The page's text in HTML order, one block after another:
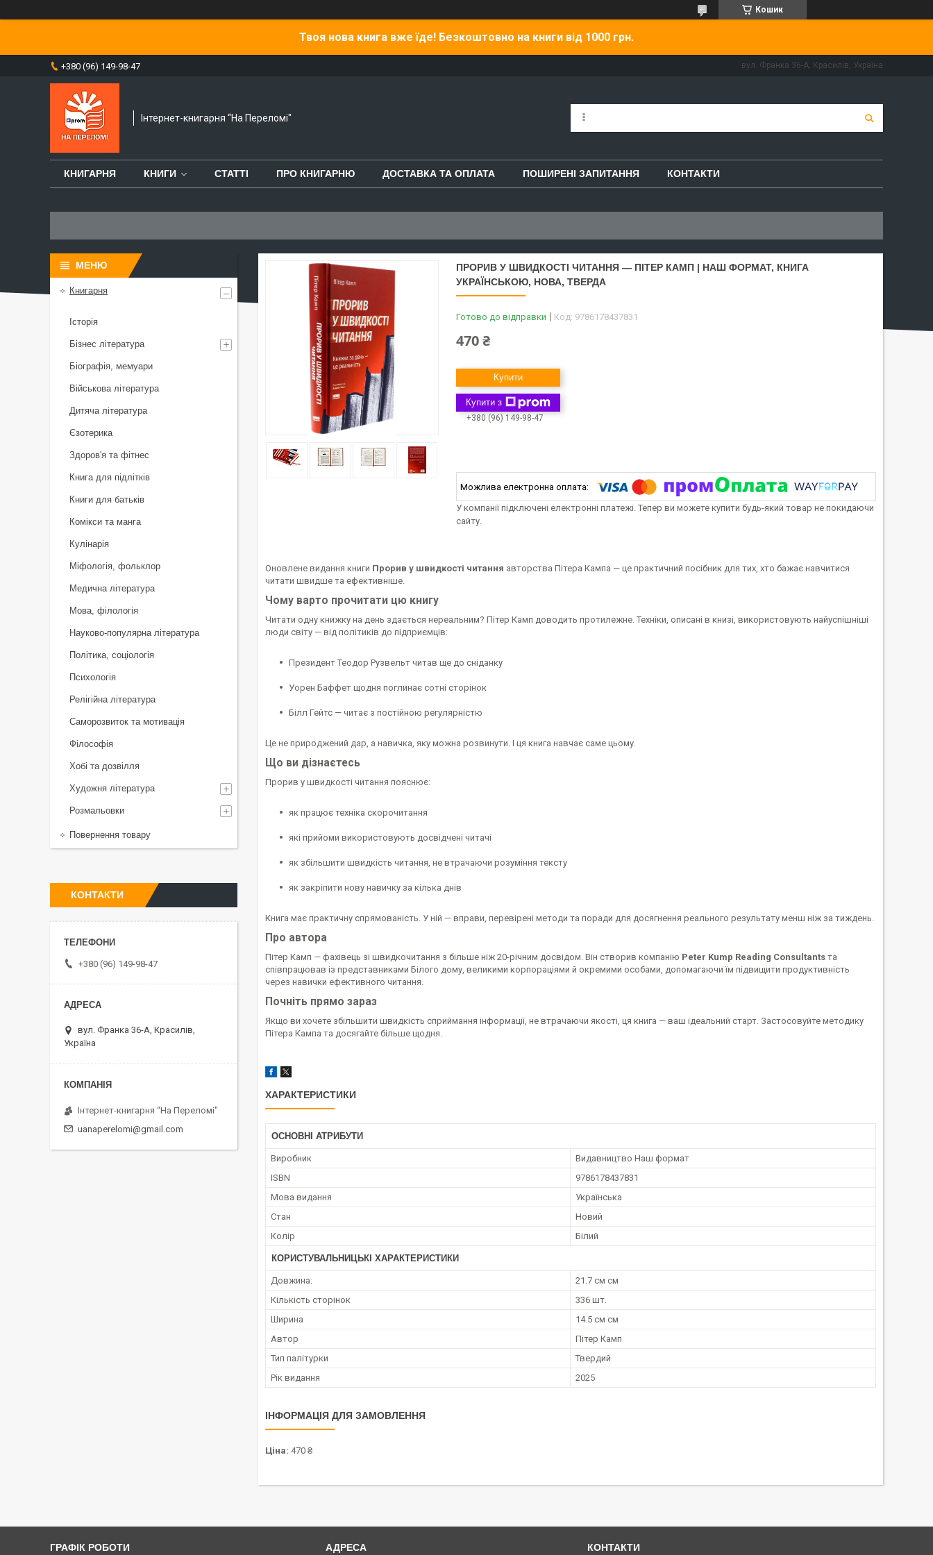
Кошик
Твоя нова книга вже їде! Безкоштовно на книги від 1000 грн.
+380 (96) 149-98-47 вул. Франка 36-А, Красилів, Україна
Інтернет-книгарня “На Переломі"
КНИГАРНЯ КНИГИ СТАТТІ ПРО КНИГАРНЮ ДОСТАВКА ТА ОПЛАТА ПОШИРЕНІ ЗАПИТАННЯ КОНТАКТИ
ПРОРИВ У ШВИДКОСТІ ЧИТАННЯ — ПІТЕР КАМП | НАШ ФОРМАТ, КНИГА
УКРАЇНСЬКОЮ, НОВА, ТВЕРДА
Готово до відправки Код: 9786178437831
470 ₴
Купити
Купити з
+380 (96) 149-98-47
У компанії підключені електронні платежі. Тепер ви можете купити будь-який товар не покидаючи
сайту.
Оновлене видання книги Прорив у швидкості читання авторства Пітера Кампа — це практичний посібник для тих, хто бажає навчитися
читати швидше та ефективніше.
Чому варто прочитати цю книгу
Читати одну книжку на день здається нереальним? Пітер Камп доводить протилежне. Техніки, описані в книзі, використовують найуспішніші
люди світу — від політиків до підприємців:
Президент Теодор Рузвельт читав ще до сніданку
Уорен Баффет щодня поглинає сотні сторінок
Білл Гейтс — читає з постійною регулярністю
Це не природжений дар, а навичка, яку можна розвинути. І ця книга навчає саме цьому.
Що ви дізнаєтесь
Прорив у швидкості читання пояснює:
як працює техніка скорочитання
які прийоми використовують досвідчені читачі
як збільшити швидкість читання, не втрачаючи розуміння тексту
як закріпити нову навичку за кілька днів
Книга має практичну спрямованість. У ній — вправи, перевірені методи та поради для досягнення реального результату менш ніж за тиждень.
Про автора
Пітер Камп — фахівець зі швидкочитання з більше ніж 20-річним досвідом. Він створив компанію Peter Kump Reading Consultants та
співпрацював із представниками Білого дому, великими корпораціями й окремими особами, допомагаючи їм підвищити продуктивність
через навички ефективного читання.
Почніть прямо зараз
Якщо ви хочете збільшити швидкість сприймання інформації, не втрачаючи якості, ця книга — ваш ідеальний старт. Застосовуйте методику
Пітера Кампа та досягайте більше щодня.
ХАРАКТЕРИСТИКИ
ОСНОВНІ АТРИБУТИ
Виробник
Видавництво Наш формат
ISBN
9786178437831
Мова видання
Українська
Стан
Новий
Колір
Білий
КОРИСТУВАЛЬНИЦЬКІ ХАРАКТЕРИСТИКИ
Довжина:
21.7 см см
Кількість сторінок
336 шт.
Ширина
14.5 см см
Автор
Пітер Камп
Тип палітурки
Твердий
Рік видання
2025
ІНФОРМАЦІЯ ДЛЯ ЗАМОВЛЕННЯ
Ціна: 470 ₴
Книгарня
Історія
Бізнес література
Біографія, мемуари
Військова література
Дитяча література
Єзотерика
Здоров'я та фітнес
Книга для підлітків
Книги для батьків
Комікси та манга
Кулінарія
Міфологія, фольклор
Медична література
Мова, філологія
Науково-популярна література
Політика, соціологія
Психологія
Релігійна література
Саморозвиток та мотивація
Філософія
Хобі та дозвілля
Художня література
Розмальовки
Повернення товару
КОНТАКТИ
+380 (96) 149-98-47
вул. Франка 36-А, Красилів,
Україна
Інтернет-книгарня “На Переломі"
uanaperelomi@gmail.com
ГРАФІК РОБОТИ